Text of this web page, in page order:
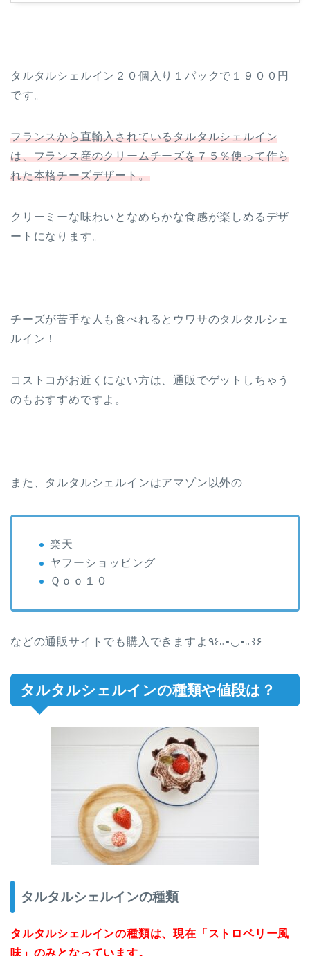
タルタルシェルイン２０個入り１パックで１９００円
です。
フランスから直輸入されているタルタルシェルイン
は、フランス産のクリームチーズを７５％使って作ら
れた本格チーズデザート。
クリーミーな味わいとなめらかな食感が楽しめるデザ
ートになります。
チーズが苦手な人も食べれるとウワサのタルタルシェ
ルイン！
コストコがお近くにない方は、通販でゲットしちゃう
のもおすすめですよ。
また、タルタルシェルインはアマゾン以外の
楽天
ヤフーショッピング
Ｑｏｏ１０
などの通販サイトでも購入できますよ٩꒰｡•◡•｡꒱۶
タルタルシェルインの種類や値段は？
タルタルシェルインの種類
タルタルシェルインの種類は、現在「ストロベリー風
味」のみとなっています。